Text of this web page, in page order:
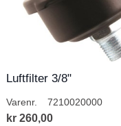
Luftfilter 3/8"
Varenr. 7210020000
kr 260,00